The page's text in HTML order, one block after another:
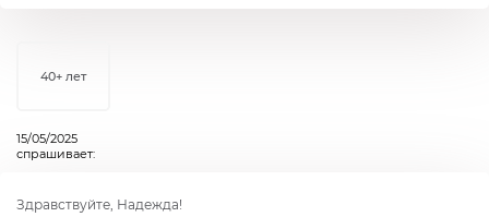
40+ лет
15/05/2025
спрашивает:
Здравствуйте, Надежда!